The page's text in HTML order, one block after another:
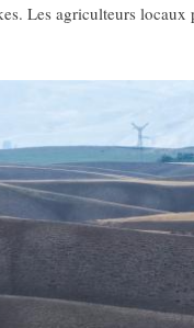
Les agriculteurs